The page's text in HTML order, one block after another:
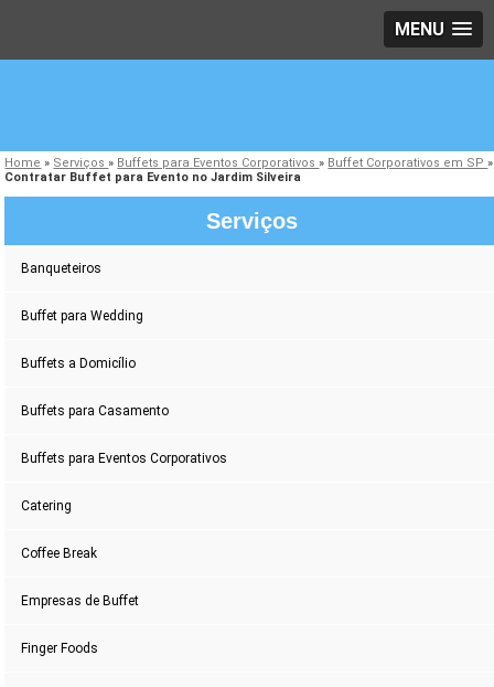
MENU
Home » Serviços» Buffets para Eventos Corporativos» Buffet Corporativos em SP»
Contratar Buffet para Evento no Jardim Silveira
Serviços
Banqueteiros
Buffet para Wedding
Buffets a Domicílio
Buffets para Casamento
Buffets para Eventos Corporativos
Catering
Coffee Break
Empresas de Buffet
Finger Foods